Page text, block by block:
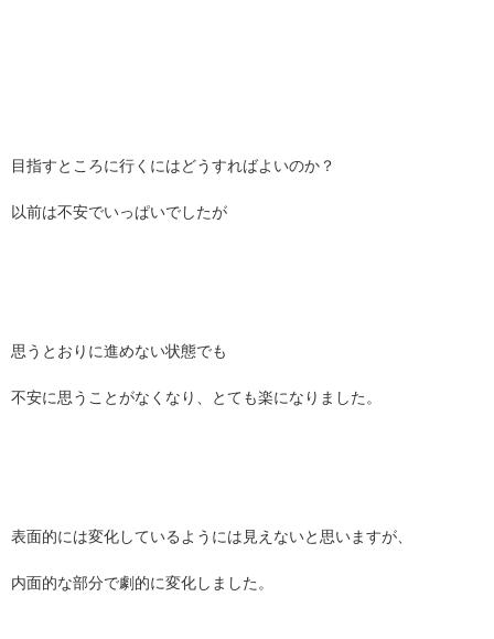
目指すところに行くにはどうすればよいのか？
以前は不安でいっぱいでしたが
思うとおりに進めない状態でも
不安に思うことがなくなり、とても楽になりました。
表面的には変化しているようには見えないと思いますが、
内面的な部分で劇的に変化しました。